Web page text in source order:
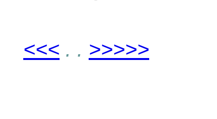
<<< . . >>>>>